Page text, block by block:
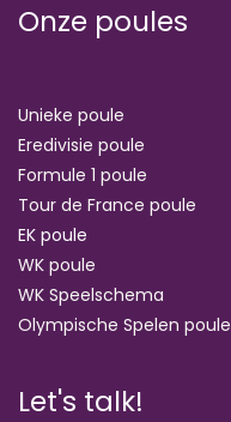
Onze poules
Unieke poule
Eredivisie poule
Formule 1 poule
Tour de France poule
EK poule
WK poule
WK Speelschema
Olympische Spelen poule
Let's talk!